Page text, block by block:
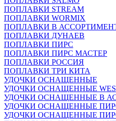
ПОПЛАВКИ STREAM
ПОПЛАВКИ WORMIX
ПОПЛАВКИ В
ПОПЛАВКИ ДУНАЕВ
ПОПЛАВКИ ПИРС
ПОПЛАВКИ ПИРС МАСТЕР
ПОПЛАВКИ РОССИЯ
ПОПЛАВКИ ТРИ КИТА
УДОЧКИ ОСНАЩЕННЫЕ
УДОЧКИ ОСНАЩЕННЫЕ
УДОЧКИ ОСНАЩЕННЫЕ В
УДОЧКИ ОСНАЩЕННЫЕ
УДОЧКИ ОСНАЩЕННЫЕ